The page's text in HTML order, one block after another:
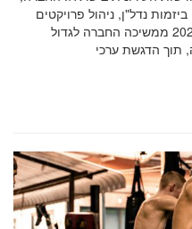
נדל"ן, ניהול פרויקטים
מגורים ומימון עסקאות מורכבות. ב-2026 ממשיכה החברה לגדול